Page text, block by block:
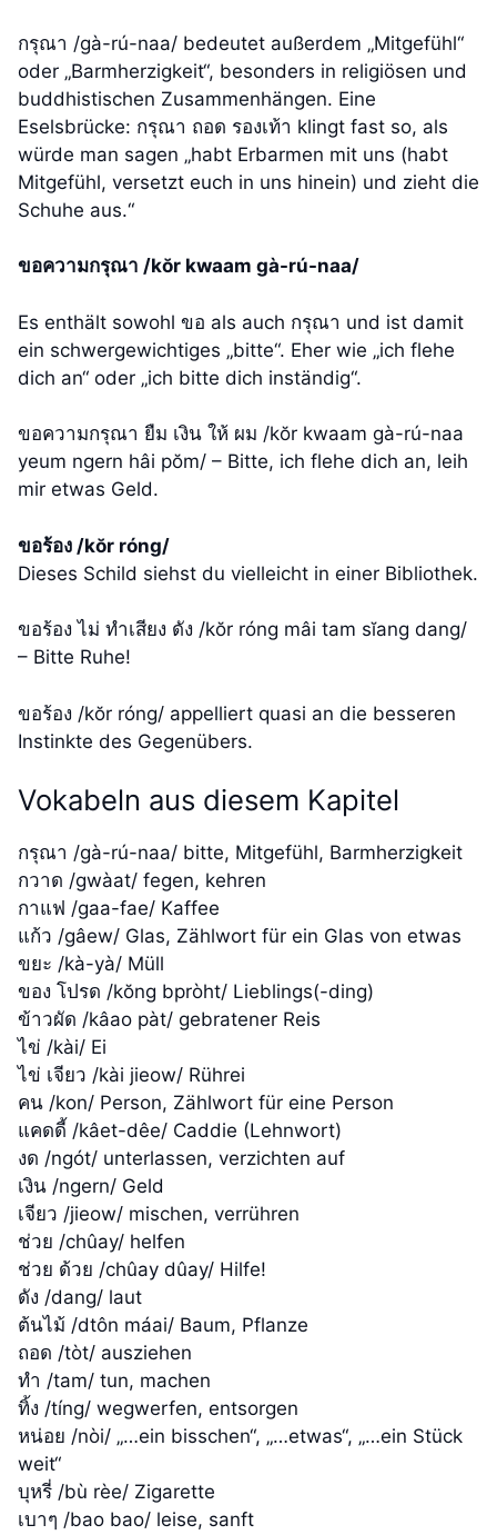
กรุณา /gà-rú-naa/ bedeutet außerdem „Mitgefühl“
oder „Barmherzigkeit“, besonders in religiösen und
buddhistischen Zusammenhängen. Eine
Eselsbrücke: กรุณา ถอด รองเท้า klingt fast so, als
würde man sagen „habt Erbarmen mit uns (habt
Mitgefühl, versetzt euch in uns hinein) und zieht die
Schuhe aus.“
ขอความกรุณา /kŏr kwaam gà-rú-naa/
Es enthält sowohl ขอ als auch กรุณา und ist damit
ein schwergewichtiges „bitte“. Eher wie „ich flehe
dich an“ oder „ich bitte dich inständig“.
ขอความกรุณา ยืม เงิน ให้ ผม /kŏr kwaam gà-rú-naa
yeum ngern hâi pŏm/ – Bitte, ich flehe dich an, leih
mir etwas Geld.
ขอร้อง /kŏr róng/
Dieses Schild siehst du vielleicht in einer Bibliothek.
ขอร้อง ไม่ ทำเสียง ดัง /kŏr róng mâi tam sĭang dang/
– Bitte Ruhe!
ขอร้อง /kŏr róng/ appelliert quasi an die besseren
Instinkte des Gegenübers.
Vokabeln aus diesem Kapitel
กรุณา /gà-rú-naa/ bitte, Mitgefühl, Barmherzigkeit
กวาด /gwàat/ fegen, kehren
กาแฟ /gaa-fae/ Kaffee
แก้ว /gâew/ Glas, Zählwort für ein Glas von etwas
ขยะ /kà-yà/ Müll
ของ โปรด /kŏng bpròht/ Lieblings(-ding)
ข้าวผัด /kâao pàt/ gebratener Reis
ไข่ /kài/ Ei
ไข่ เจียว /kài jieow/ Rührei
คน /kon/ Person, Zählwort für eine Person
แคดดี้ /kâet-dêe/ Caddie (Lehnwort)
งด /ngót/ unterlassen, verzichten auf
เงิน /ngern/ Geld
เจียว /jieow/ mischen, verrühren
ช่วย /chûay/ helfen
ช่วย ด้วย /chûay dûay/ Hilfe!
ดัง /dang/ laut
ต้นไม้ /dtôn máai/ Baum, Pflanze
ถอด /tòt/ ausziehen
ทำ /tam/ tun, machen
ทิ้ง /tíng/ wegwerfen, entsorgen
หน่อย /nòi/ „…ein bisschen“, „…etwas“, „…ein Stück
weit“
บุหรี่ /bù rèe/ Zigarette
เบาๆ /bao bao/ leise, sanft